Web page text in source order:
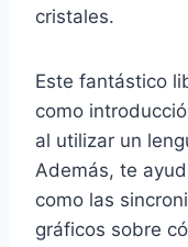
cristales.
Este fantástico
como
al utilizar un
Además, te
como las
gráficos sobre